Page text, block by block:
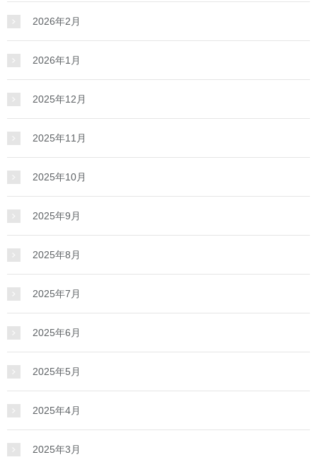
2026年2月
2026年1月
2025年12月
2025年11月
2025年10月
2025年9月
2025年8月
2025年7月
2025年6月
2025年5月
2025年4月
2025年3月